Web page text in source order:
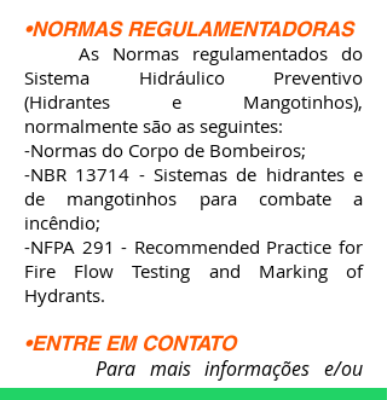
•NORMAS REGULAMENTADORAS
As Normas regulamentados do
Sistema Hidráulico Preventivo
(Hidrantes e Mangotinhos),
normalmente são as seguintes:
-Normas do Corpo de Bombeiros;
-NBR 13714 - Sistemas de hidrantes e
de mangotinhos para combate a
incêndio;
-NFPA 291 - Recommended Practice for
Fire Flow Testing and Marking of
Hydrants.
•ENTRE EM CONTATO
Para mais informações e/ou